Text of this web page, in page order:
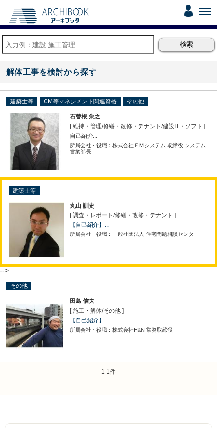
解体工事を検討から探す
建築士等 CM等マネジメント関連資格 その他
石曽根 栄之
[ 維持・管理/修繕・改修・テナント /建設IT・ソフト ]
自己紹介...
所属会社・役職：株式会社ＦＭシステム 取締役 システム
営業部長
建築士等
丸山 訓史
[ 調査・レポート/修繕・改修・テナント ]
【自己紹介】...
所属会社・役職：一般社団法人 住宅問題相談センター
-->
その他
田島 信夫
[ 施工・解体/その他 ]
【自己紹介】...
所属会社・役職：株式会社H&N 常務取締役
1-1件